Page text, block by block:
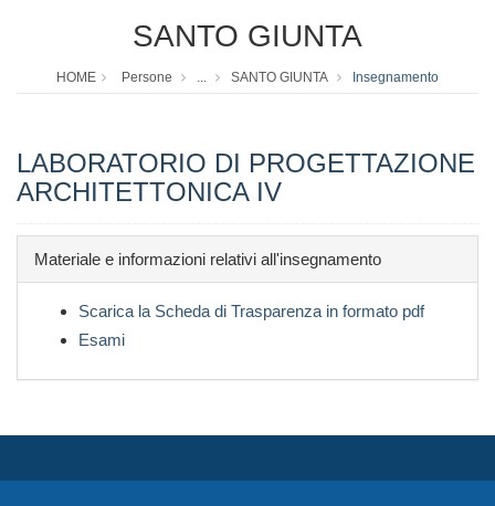
SANTO GIUNTA
HOME Persone ... SANTO GIUNTA Insegnamento
LABORATORIO DI PROGETTAZIONE
ARCHITETTONICA IV
Materiale e informazioni relativi all'insegnamento
Scarica la Scheda di Trasparenza in formato pdf
Esami